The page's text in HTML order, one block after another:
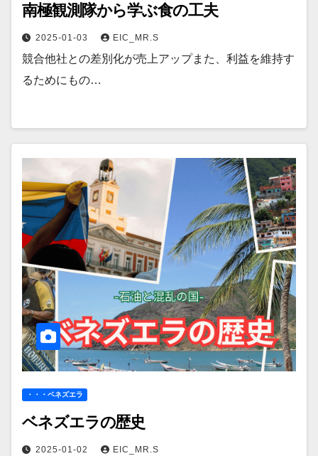
南極観測隊から学ぶ食の工夫
2025-01-03 EIC_MR.S
競合他社との差別化が売上アップまた、利益を維持す
るためにもの…
・・・ベネズエラ
ベネズエラの歴史
2025-01-02 EIC_MR.S